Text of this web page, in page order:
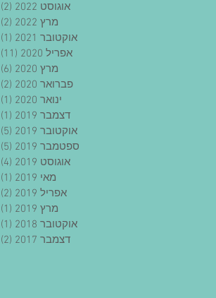
אוגוסט 2022
(2)
מרץ 2022
(2)
אוקטובר 2021
(1)
אפריל 2020
(11)
מרץ 2020
(6)
פברואר 2020
(2)
ינואר 2020
(1)
דצמבר 2019
(1)
אוקטובר 2019
(5)
ספטמבר 2019
(5)
אוגוסט 2019
(4)
מאי 2019
(1)
אפריל 2019
(2)
מרץ 2019
(1)
אוקטובר 2018
(1)
דצמבר 2017
(2)